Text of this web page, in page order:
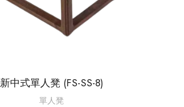
新中式單人凳 (FS-SS-8)
單人凳